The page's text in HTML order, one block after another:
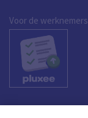
Voor de